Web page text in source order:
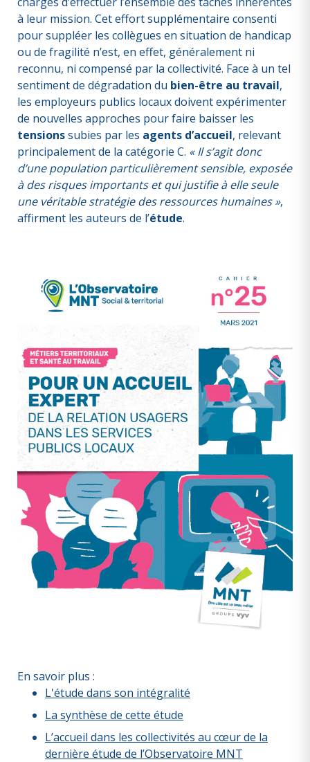
à leur mission. Cet effort supplémentaire consenti
pour suppléer les collègues en situation de handicap
ou de fragilité n’est, en effet, généralement ni
reconnu, ni compensé par la collectivité. Face à un tel
sentiment de dégradation du bien-être au travail,
les employeurs publics locaux doivent expérimenter
de nouvelles approches pour faire baisser les
tensionssubies par les agents d’accueil, relevant
principalement de la catégorie C. « Il s’agit donc
d’une population particulièrement sensible, exposée
à des risques importants et qui justifie à elle seule
une véritable stratégie des ressources humaines »,
affirment les auteurs de l’étude.
En savoir plus :
L'étude dans son intégralité
La synthèse de cette étude
L’accueil dans les collectivités au cœur de la
dernière étude de l’Observatoire MNT